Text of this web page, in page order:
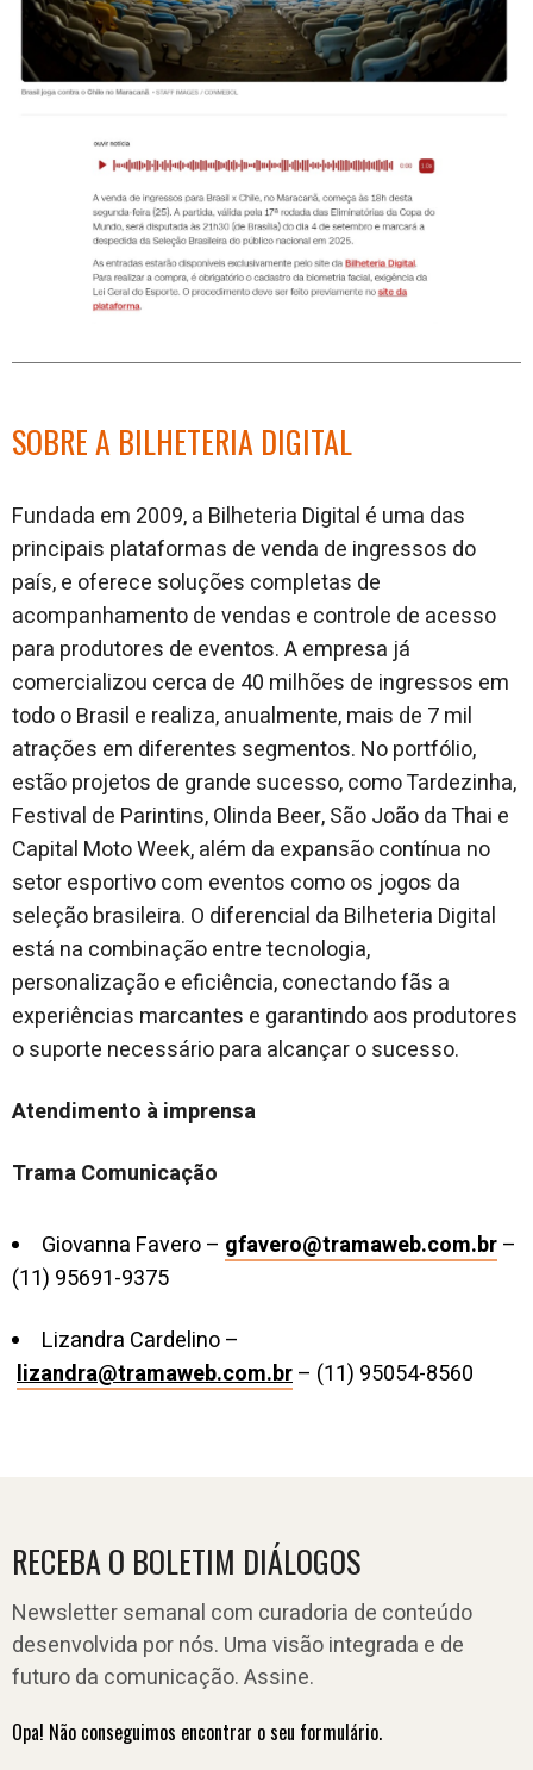
SOBRE A BILHETERIA DIGITAL
Fundada em 2009, a Bilheteria Digital é uma das
principais plataformas de venda de ingressos do
país, e oferece soluções completas de
acompanhamento de vendas e controle de acesso
para produtores de eventos. A empresa já
comercializou cerca de 40 milhões de ingressos em
todo o Brasil e realiza, anualmente, mais de 7 mil
atrações em diferentes segmentos. No portfólio,
estão projetos de grande sucesso, como Tardezinha,
Festival de Parintins, Olinda Beer, São João da Thai e
Capital Moto Week, além da expansão contínua no
setor esportivo com eventos como os jogos da
seleção brasileira. O diferencial da Bilheteria Digital
está na combinação entre tecnologia,
personalização e eficiência, conectando fãs a
experiências marcantes e garantindo aos produtores
o suporte necessário para alcançar o sucesso.
Atendimento à imprensa
Trama Comunicação
Giovanna Favero – gfavero@tramaweb.com.br–
(11) 95691-9375
Lizandra Cardelino –
lizandra@tramaweb.com.br– (11) 95054-8560
RECEBA O BOLETIM DIÁLOGOS
Newsletter semanal com curadoria de conteúdo
desenvolvida por nós. Uma visão integrada e de
futuro da comunicação. Assine.
Opa! Não conseguimos encontrar o seu formulário.